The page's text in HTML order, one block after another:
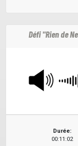
Défi "Rien de
Durée:
00:11:02